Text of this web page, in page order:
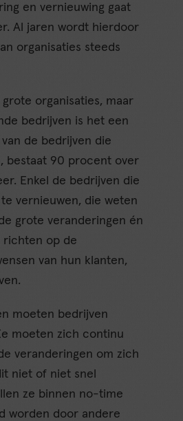
en vernieuwing gaat
Al jaren wordt hierdoor
organisaties steeds
organisaties, maar
bedrijven is het een
de bedrijven die
bestaat 90 procent over
Enkel de bedrijven die
vernieuwen, die weten
grote veranderingen én
richten op de
van hun klanten,
moeten bedrijven
moeten zich continu
veranderingen om zich
niet of niet snel
ze binnen no-time
worden door andere